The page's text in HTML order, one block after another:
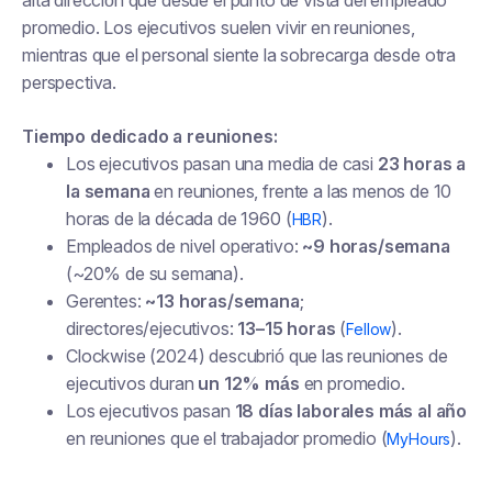
promedio. Los ejecutivos suelen vivir en reuniones,
mientras que el personal siente la sobrecarga desde otra
perspectiva.
Tiempo dedicado a reuniones:
Los ejecutivos pasan una media de casi 23 horas a
la semana en reuniones, frente a las menos de 10
horas de la década de 1960 (HBR).
Empleados de nivel operativo: ~9 horas/semana
(~20% de su semana).
Gerentes: ~13 horas/semana;
directores/ejecutivos: 13–15 horas (Fellow).
Clockwise (2024) descubrió que las reuniones de
ejecutivos duran un 12% más en promedio.
Los ejecutivos pasan 18 días laborales más al año
en reuniones que el trabajador promedio (MyHours).